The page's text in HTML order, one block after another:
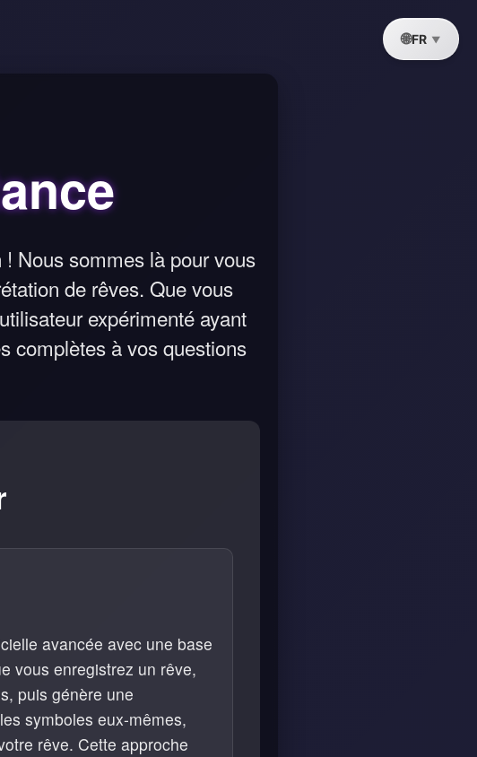
FR
Nous sommes là pour vous
de rêves. Que vous
expérimenté ayant
complètes à vos questions
avancée avec une base
vous enregistrez un rêve,
puis génère une
symboles eux-mêmes,
rêve. Cette approche